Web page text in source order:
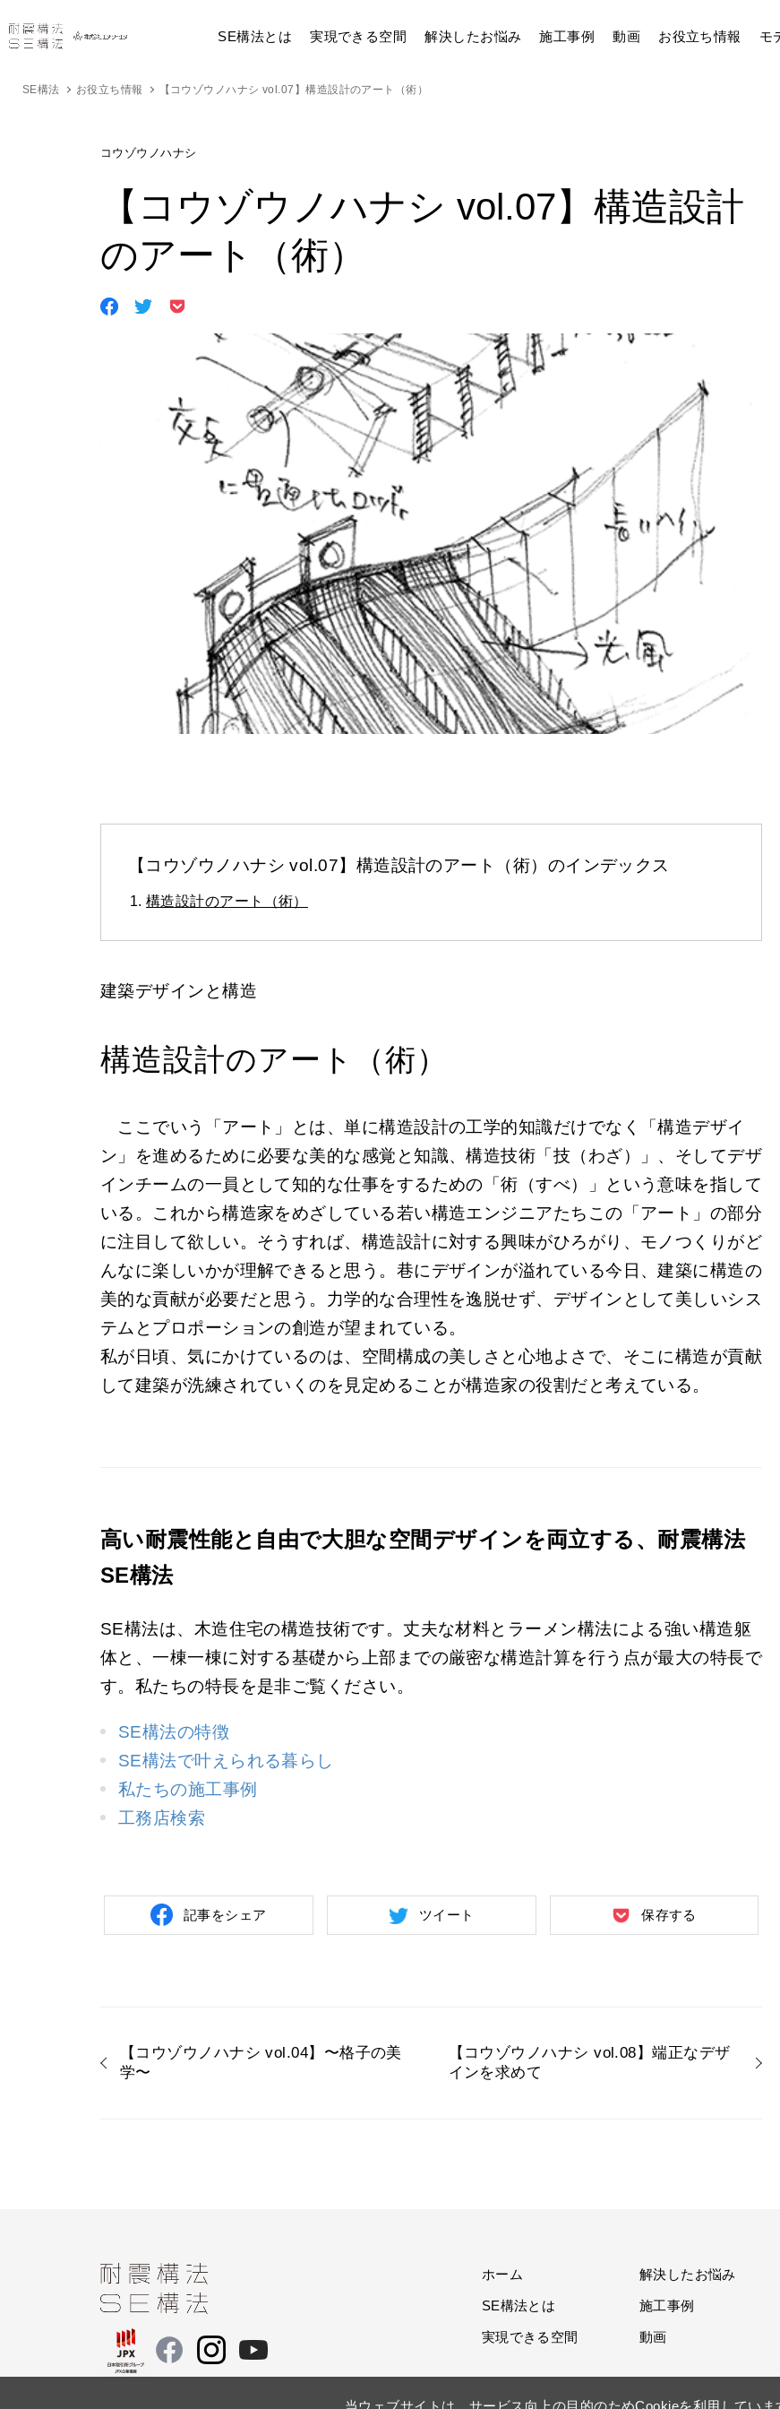
当ウェブサイトは、サービス向上の目的のためCookieを利用していま
SE構法とは 実現できる空間 解決したお悩み 施工事例 動画 お役立ち情報 モ
SE構法 お役立ち情報 【コウゾウノハナシ vol.07】構造設計のアート（術）
コウゾウノハナシ
【コウゾウノハナシ vol.07】構造設計
のアート（術）
【コウゾウノハナシ vol.07】構造設計のアート（術）のインデックス
構造設計のアート（術）
建築デザインと構造
構造設計のアート（術）
ここでいう「アート」とは、単に構造設計の工学的知識だけでなく「構造デザイ
ン」を進めるために必要な美的な感覚と知識、構造技術「技（わざ）」、そしてデザ
インチームの一員として知的な仕事をするための「術（すべ）」という意味を指して
いる。これから構造家をめざしている若い構造エンジニアたちこの「アート」の部分
に注目して欲しい。そうすれば、構造設計に対する興味がひろがり、モノつくりがど
んなに楽しいかが理解できると思う。巷にデザインが溢れている今日、建築に構造の
美的な貢献が必要だと思う。力学的な合理性を逸脱せず、デザインとして美しいシス
テムとプロポーションの創造が望まれている。
私が日頃、気にかけているのは、空間構成の美しさと心地よさで、そこに構造が貢献
して建築が洗練されていくのを見定めることが構造家の役割だと考えている。
高い耐震性能と自由で大胆な空間デザインを両立する、耐震構法
SE構法
SE構法は、木造住宅の構造技術です。丈夫な材料とラーメン構法による強い構造躯
体と、一棟一棟に対する基礎から上部までの厳密な構造計算を行う点が最大の特長で
す。私たちの特長を是非ご覧ください。
SE構法の特徴
SE構法で叶えられる暮らし
私たちの施工事例
工務店検索
記事をシェア ツイート 保存する
【コウゾウノハナシ vol.04】〜格子の美
学〜
【コウゾウノハナシ vol.08】端正なデザ
インを求めて
ホーム 解決したお悩み
SE構法とは 施工事例
実現できる空間 動画